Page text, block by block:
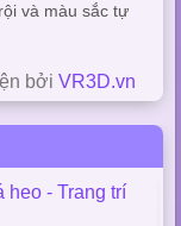
và màu sắc tự
bởi VR3D.vn
heo - Trang trí